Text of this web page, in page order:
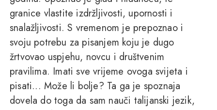
granice vlastite izdržljivosti, upornosti i
snalažljivosti. S vremenom je prepoznao i
svoju potrebu za pisanjem koju je dugo
žrtvovao uspjehu, novcu i društvenim
pravilima. Imati sve vrijeme ovoga svijeta i
pisati... Može li bolje? Ta ga je spoznaja
dovela do toga da sam nauči talijanski jezik,